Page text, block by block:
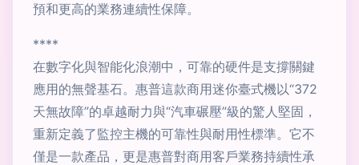
預和更高的業務連續性保障。
****
在數字化與智能化浪潮中，可靠的硬件是支撐關鍵
應用的無聲基石。惠普這款商用迷你臺式機以“372
天無故障”的卓越耐力與“汽車碾壓”級的驚人堅固，
重新定義了監控主機的可靠性與耐用性標準。它不
僅是一款產品，更是惠普對商用客戶業務持續性承